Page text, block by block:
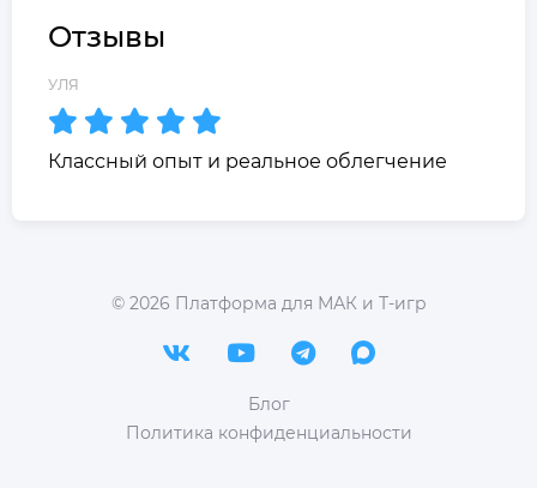
Отзывы
УЛЯ
Классный опыт и реальное облегчение
© 2026 Платформа для МАК и Т-игр
Блог
Политика конфиденциальности